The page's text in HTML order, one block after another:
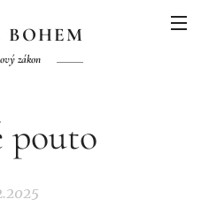
BOHEM
zákon
pouto